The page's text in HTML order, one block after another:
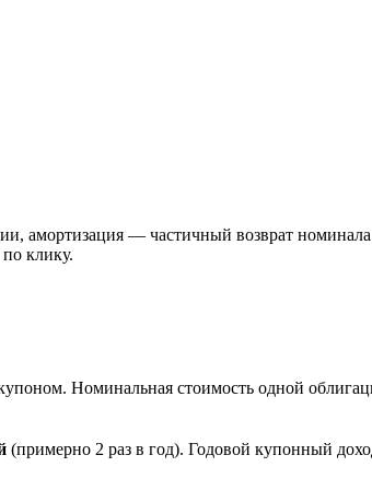
— частичный возврат номинала.
клику.
Номинальная стоимость одной
(примерно 2 раз в год). Годовой купонный